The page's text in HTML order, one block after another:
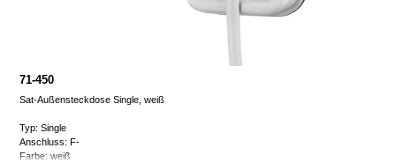
71-450
Sat-Außensteckdose Single, weiß
Typ: Single
Anschluss: F-
Farbe: weiß